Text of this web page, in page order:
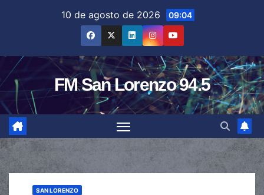
10 de agosto de 2026 09:04
FM San Lorenzo 94.5
SAN LORENZO